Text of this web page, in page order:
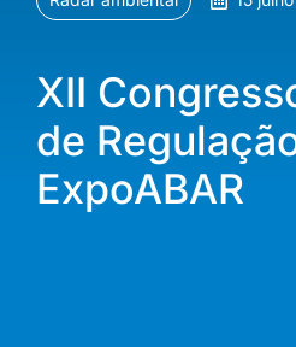
XII
de
ExpoABAR